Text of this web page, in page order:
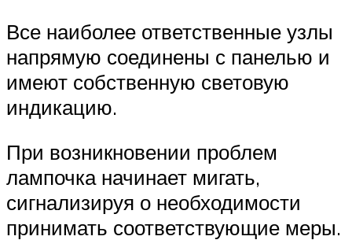
Все наиболее ответственные узлы
напрямую соединены с панелью и
имеют собственную световую
индикацию.
При возникновении проблем
лампочка начинает мигать,
сигнализируя о необходимости
принимать соответствующие меры.